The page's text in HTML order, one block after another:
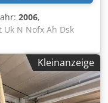
2006,
Uk N Nofx Ah Dsk
Kleinanzeige